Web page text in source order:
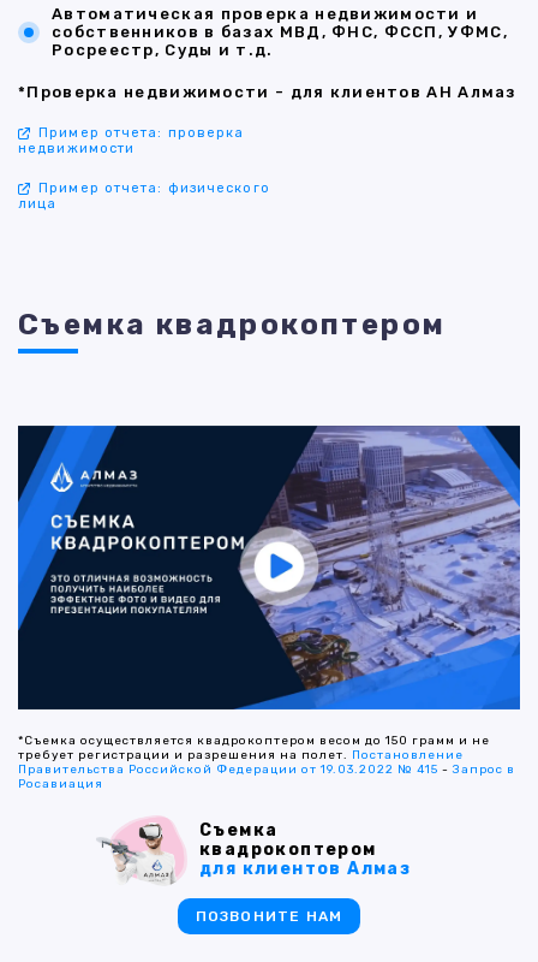
Автоматическая проверка недвижимости и
собственников в базах МВД, ФНС, ФССП, УФМС,
Росреестр, Суды и т.д.
*Проверка недвижимости - для клиентов АН Алмаз
Пример отчета: проверка
недвижимости
Пример отчета: физического
лица
Съемка квадрокоптером
*Съемка осуществляется квадрокоптером весом до 150 грамм и не
требует регистрации и разрешения на полет. Постановление
Правительства Российской Федерации от 19.03.2022 № 415 -Запрос в
Росавиация
Съемка
квадрокоптером
для клиентов Алмаз
ПОЗВОНИТЕ НАМ